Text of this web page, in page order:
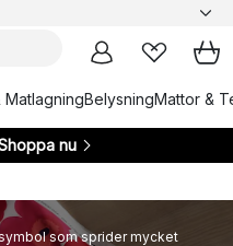
MatlagningBelysningMattor &
nu
som sprider mycket